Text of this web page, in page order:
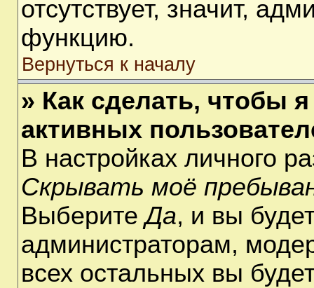
отсутствует, значит,
функцию.
Вернуться к началу
» Как сделать, чтобы
активных
В настройках личного
Скрывать моё
ВыберитеДа, и вы
администраторам,
всех остальных вы